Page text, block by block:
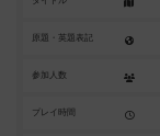
原題・英題表記
参加人数
プレイ時間